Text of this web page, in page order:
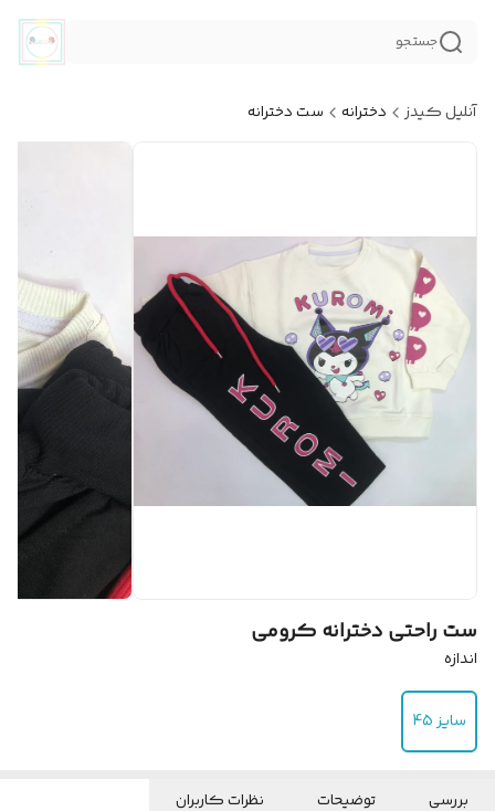
جستجو
آنلیل کیدز دخترانه ست دخترانه
ست راحتی دخترانه کرومی
اندازه
سایز 45
بررسی توضیحات نظرات کاربران